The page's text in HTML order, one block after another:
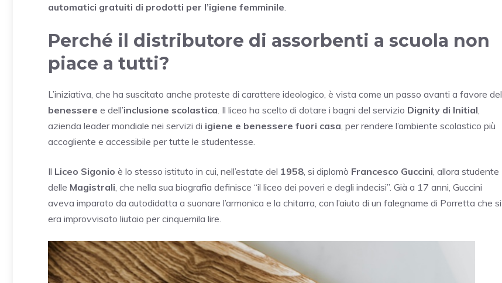
automatici gratuiti di prodotti per l’igiene femminile
Perché il distributore di assorbenti a scuola non
piace a tutti?
L’iniziativa, che ha suscitato anche proteste di carattere ideologico, è vista come un passo avanti a favore del
benessere e dell’inclusione scolastica . Il liceo ha scelto di dotare i bagni del servizio Dignity di Initial
azienda leader mondiale nei servizi di igiene e benessere fuori casa , per rendere l’ambiente scolastico più
accogliente e accessibile per tutte le studentesse.
Il Liceo Sigonio è lo stesso istituto in cui, nell’estate del 1958 , si diplomò Francesco Guccini , allora studente
delle Magistrali , che nella sua biografia definisce “il liceo dei poveri e degli indecisi”. Già a 17 anni, Guccini
aveva imparato da autodidatta a suonare l’armonica e la chitarra, con l’aiuto di un falegname di Porretta che si
era improvvisato liutaio per cinquemila lire.